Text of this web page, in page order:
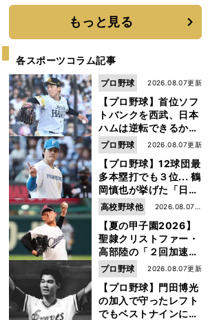
もっと見る
各スポーツコラム記事
【プロ野球】首位ソフ
トバンクを西武、日本
ハムは逆転できるか？
鶴岡慎也が挙げる終
盤戦のキーマン３人
2026.08.07更新
プロ野球
【プロ野球】12球団最
多本塁打でも３位... 鶴
岡慎也が挙げた「日本
ハムの誤算」とソフト
バンク追撃のカギ
2026.08.07更新
プロ野球
【夏の甲子園2026】
聖隷クリストファー・
高部陸の「２回加速す
る」規格外のストレー
ト それでもプロではな
く大学進学を選ぶ理由
2026.08.07更
高校野球他
【プロ野球】門田博光
の加入で守ったレフト
でもベストナインに輝
2026.08.07更新
プロ野球